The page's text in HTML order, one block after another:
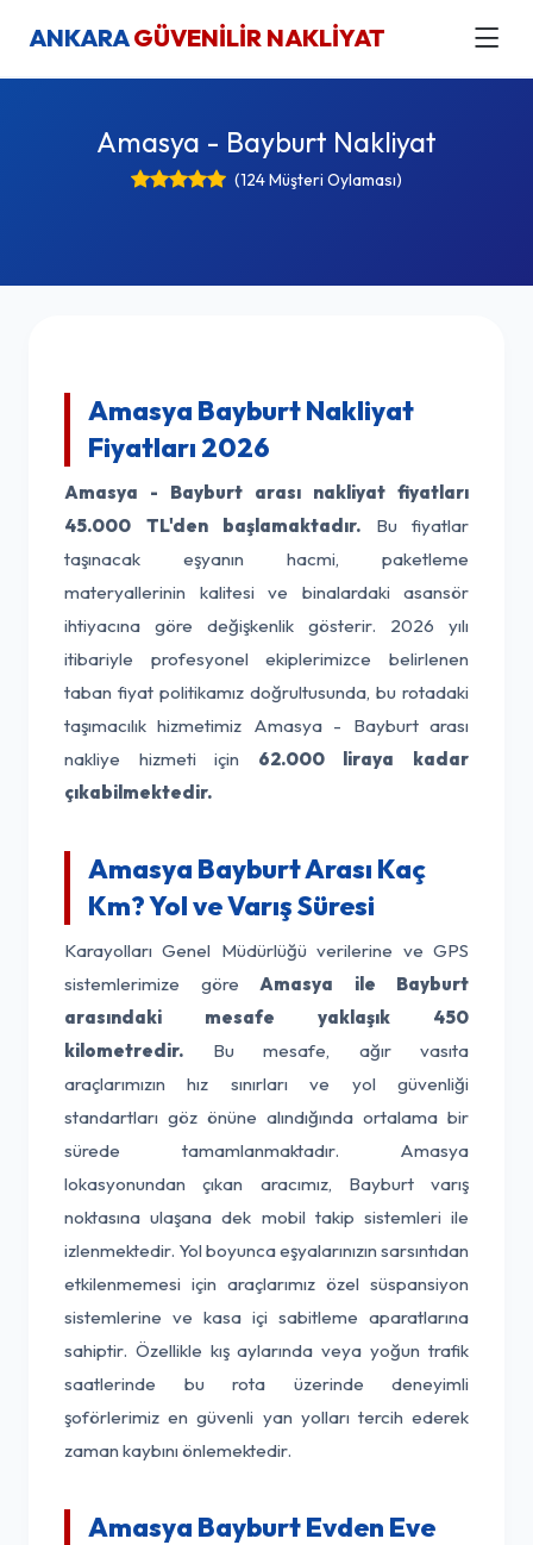
ANKARAGÜVENİLİR NAKLİYAT
Amasya - Bayburt Nakliyat
(124 Müşteri Oylaması)
Amasya Bayburt Nakliyat
Fiyatları 2026
Amasya - Bayburt arası nakliyat fiyatları
45.000 TL'den başlamaktadır. Bu fiyatlar
taşınacak eşyanın hacmi, paketleme
materyallerinin kalitesi ve binalardaki asansör
ihtiyacına göre değişkenlik gösterir. 2026 yılı
itibariyle profesyonel ekiplerimizce belirlenen
taban fiyat politikamız doğrultusunda, bu rotadaki
taşımacılık hizmetimiz Amasya - Bayburt arası
nakliye hizmeti için 62.000 liraya kadar
çıkabilmektedir.
Amasya Bayburt Arası Kaç
Km? Yol ve Varış Süresi
Karayolları Genel Müdürlüğü verilerine ve GPS
sistemlerimize göre Amasya ile Bayburt
arasındaki mesafe yaklaşık 450
kilometredir. Bu mesafe, ağır vasıta
araçlarımızın hız sınırları ve yol güvenliği
standartları göz önüne alındığında ortalama bir
sürede tamamlanmaktadır. Amasya
lokasyonundan çıkan aracımız, Bayburt varış
noktasına ulaşana dek mobil takip sistemleri ile
izlenmektedir. Yol boyunca eşyalarınızın sarsıntıdan
etkilenmemesi için araçlarımız özel süspansiyon
sistemlerine ve kasa içi sabitleme aparatlarına
sahiptir. Özellikle kış aylarında veya yoğun trafik
saatlerinde bu rota üzerinde deneyimli
şoförlerimiz en güvenli yan yolları tercih ederek
zaman kaybını önlemektedir.
Amasya Bayburt Evden Eve